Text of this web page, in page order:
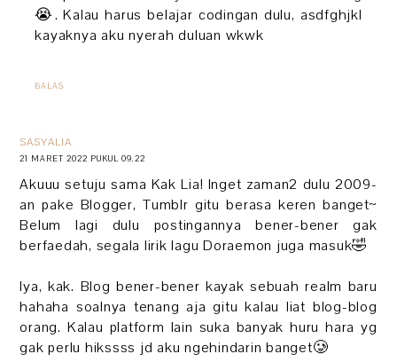
😭. Kalau harus belajar codingan dulu, asdfghjkl
kayaknya aku nyerah duluan wkwk
BALAS
SASYALIA
21 MARET 2022 PUKUL 09.22
Akuuu setuju sama Kak Lia! Inget zaman2 dulu 2009-
an pake Blogger, Tumblr gitu berasa keren banget~
Belum lagi dulu postingannya bener-bener gak
berfaedah, segala lirik lagu Doraemon juga masuk🤣
Iya, kak. Blog bener-bener kayak sebuah realm baru
hahaha soalnya tenang aja gitu kalau liat blog-blog
orang. Kalau platform lain suka banyak huru hara yg
gak perlu hikssss jd aku ngehindarin banget🥲